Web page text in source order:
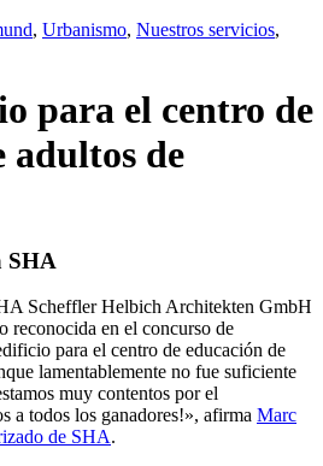
, Urbanismo, Nuestros servicios,
para el centro de
adultos de
SHA
Scheffler Helbich Architekten GmbH
reconocida en el concurso de
para el centro de educación de
lamentablemente no fue suficiente
muy contentos por el
a todos los ganadores!», afirma Marc
de SHA.